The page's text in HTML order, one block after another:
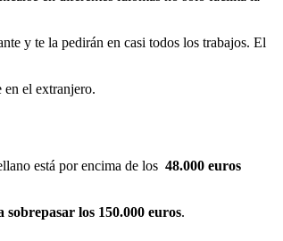
y te la pedirán en casi todos los trabajos. El
en el extranjero.
está por encima de los 48.000 euros
sobrepasar los 150.000 euros.